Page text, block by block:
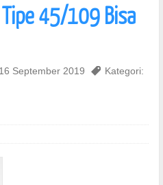
Tipe 45/109 Bisa
September 2019 , Kategori: